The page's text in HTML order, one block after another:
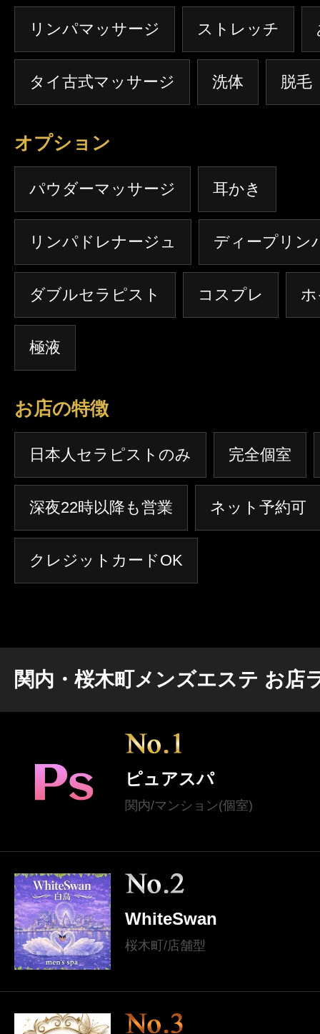
リンパマッサージ ストレッチ
タイ古式マッサージ 洗体 脱毛
オプション
パウダーマッサージ 耳かき
リンパドレナージュ ディープリン
ダブルセラピスト コスプレ
極液
お店の特徴
日本人セラピストのみ 完全個室
深夜22時以降も営業 ネット予約可
クレジットカードOK
関内・桜木町メンズエステ お店
ピュアスパ
関内/マンション(個室)
WhiteSwan
桜木町/店舗型